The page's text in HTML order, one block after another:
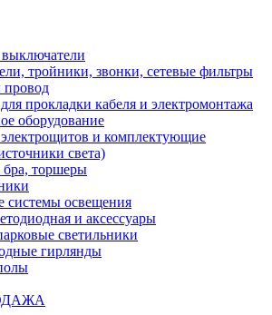
выключатели
тройники, звонки, сетевые фильтры
провод
прокладки кабеля и электромонтажа
оборудование
и комплектующие
света)
торшеры
системы освещения
и аксессуары
светильники
гирлянды